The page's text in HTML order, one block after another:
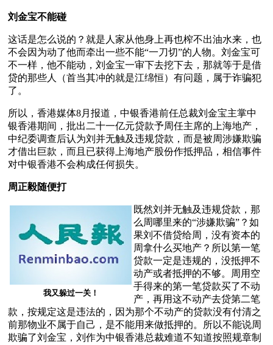
刘金宝不能碰
这话是怎么说的？就是人家从他身上再也榨不出油水来，也
不会因为动了他而牵出一些不能“一刀切”的人物。刘金宝可
不一样，他不能动，刘金宝一审下去挖下去，那就等于是借
贷的那些人（首当其冲的就是江绵恒）有问题，属于诈骗犯
了。
所以，香港媒体8月报道，中银香港前任总裁刘金宝主掌中
银香港期间，批出二十一亿元贷款予周任主席的上海地产，
中纪委调查后认为刘并无触及违规贷款，而是被周涉嫌欺骗
才借出巨款，而且已获得上海地产股份作抵押品，相信事件
对中银香港不会构成任何损失。
周正毅随便打
我又躲过一关！
既然刘并无触及违规贷款，那
么周哪里来的“涉嫌欺骗”？如
果刘不借贷给周，没有资本的
周拿什么买地产？所以第一笔
贷款一定是违规的，没抵押不
动产或者抵押的不够。周用空
手得来的第一笔贷款买了不动
产，再用这不动产去贷第二笔
款，按规定这是违法的，因为那个不动产的贷款没有付清之
前那物业不属于自己，是不能用来做抵押的。所以不能说周
欺骗了刘金宝，刘作为中银香港总裁难道不知道按照规章制